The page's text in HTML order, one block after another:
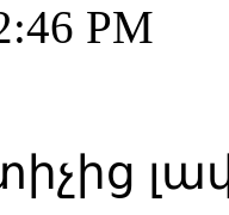
PM